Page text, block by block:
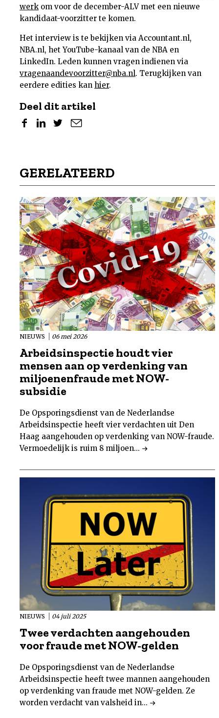
werk om voor de december-ALV met een nieuwe
kandidaat-voorzitter te komen.
Het interview is te bekijken via Accountant.nl,
NBA.nl, het YouTube-kanaal van de NBA en
LinkedIn. Leden kunnen vragen indienen via
vragenaandevoorzitter@nba.nl. Terugkijken van
eerdere edities kan hier.
Deel dit artikel
GERELATEERD
NIEUWS 06 mei 2026
Arbeidsinspectie houdt vier
mensen aan op verdenking van
miljoenenfraude met NOW-
subsidie
De Opsporingsdienst van de Nederlandse
Arbeidsinspectie heeft vier verdachten uit Den
Haag aangehouden op verdenking van NOW-fraude.
Vermoedelijk is ruim 8 miljoen...
NIEUWS 04 juli 2025
Twee verdachten aangehouden
voor fraude met NOW-gelden
De Opsporingsdienst van de Nederlandse
Arbeidsinspectie heeft twee mannen aangehouden
op verdenking van fraude met NOW-gelden. Ze
worden verdacht van valsheid in...